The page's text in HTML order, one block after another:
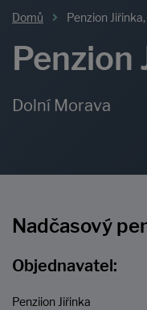
Domů Penzion
Penzion
Dolní Morava
Nadčasový
Objednavatel:
Penziion Jiřinka